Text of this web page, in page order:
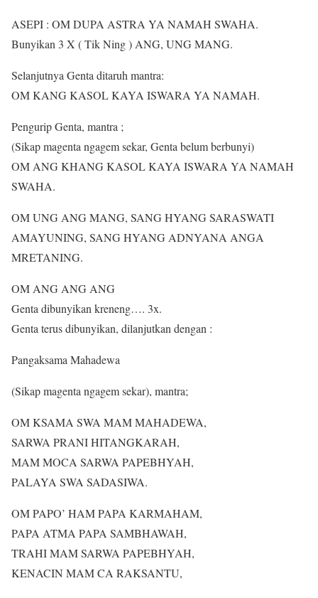
ASEPI : OM DUPA ASTRA YA NAMAH SWAHA.
Bunyikan 3 X ( Tik Ning ) ANG, UNG MANG.
Selanjutnya Genta ditaruh mantra:
OM KANG KASOL KAYA ISWARA YA NAMAH.
Pengurip Genta, mantra ;
(Sikap magenta ngagem sekar, Genta belum berbunyi)
OM ANG KHANG KASOL KAYA ISWARA YA NAMAH
SWAHA.
OM UNG ANG MANG, SANG HYANG SARASWATI
AMAYUNING, SANG HYANG ADNYANA ANGA
MRETANING.
OM ANG ANG ANG
Genta dibunyikan kreneng…. 3x.
Genta terus dibunyikan, dilanjutkan dengan :
Pangaksama Mahadewa
(Sikap magenta ngagem sekar), mantra;
OM KSAMA SWA MAM MAHADEWA,
SARWA PRANI HITANGKARAH,
MAM MOCA SARWA PAPEBHYAH,
PALAYA SWA SADASIWA.
OM PAPO’ HAM PAPA KARMAHAM,
PAPA ATMA PAPA SAMBHAWAH,
TRAHI MAM SARWA PAPEBHYAH,
KENACIN MAM CA RAKSANTU,